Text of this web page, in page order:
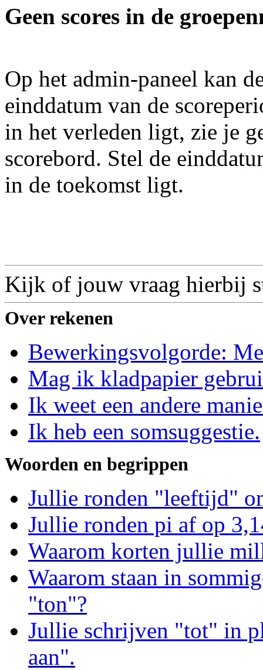
Geen scores in de
Op het admin-paneel kan
einddatum van de
in het verleden ligt, zie je
scorebord. Stel de
in de toekomst ligt.
Kijk of jouw vraag hierbij
Over rekenen
Bewerkingsvolgorde:
Mag ik kladpapier
Ik weet een andere
Ik heb een somsuggestie.
Woorden en begrippen
Jullie ronden "leeftijd"
Jullie ronden pi af op
Waarom korten jullie
Waarom staan in
"ton"?
Jullie schrijven "tot" in
aan".